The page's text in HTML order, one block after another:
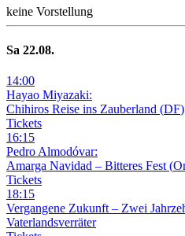
keine Vorstellung
Sa 22.08.
14:00
Hayao Miyazaki:
Chihiros Reise ins Zauberland (DF)
Tickets
16:15
Pedro Almodóvar:
Amarga Navidad – Bitteres Fest (
Tickets
18:15
Vergangene Zukunft – Zwei
Vaterlandsverräter